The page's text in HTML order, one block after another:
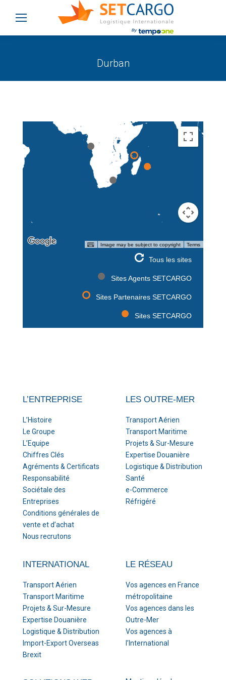
Durban
Image may be subject to copyright Terms
Tous les sites
Sites Agents SETCARGO
Sites Partenaires SETCARGO
Sites SETCARGO
L’ENTREPRISE
L’Histoire
Le Groupe
L’Equipe
Chiffres Clés
Agréments & Certificats
Responsabilité
Sociétale des
Entreprises
Conditions générales de
vente et d’achat
Nous recrutons
LES OUTRE-MER
Transport Aérien
Transport Maritime
Projets & Sur-Mesure
Expertise Douanière
Logistique & Distribution
Santé
e-Commerce
Réfrigéré
INTERNATIONAL
Transport Aérien
Transport Maritime
Projets & Sur-Mesure
Expertise Douanière
Logistique & Distribution
Import-Export Overseas
Brexit
LE RÉSEAU
Vos agences en France
métropolitaine
Vos agences dans les
Outre-Mer
Vos agences à
l’International